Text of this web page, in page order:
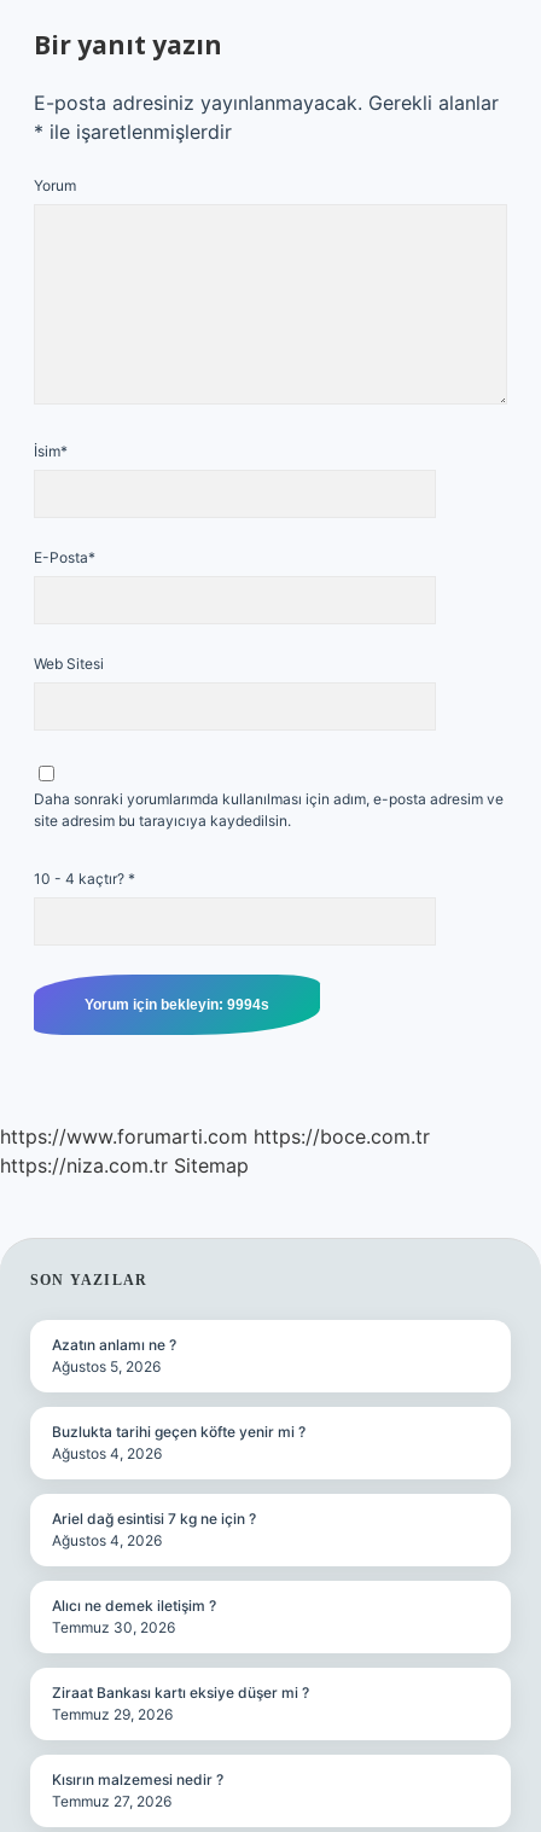
Bir yanıt yazın
E-posta adresiniz yayınlanmayacak. Gerekli alanlar
* ile işaretlenmişlerdir
Yorum
İsim*
E-Posta*
Web Sitesi
Daha sonraki yorumlarımda kullanılması için adım, e-posta adresim ve
site adresim bu tarayıcıya kaydedilsin.
10 - 4 kaçtır? *
https://www.forumarti.com https://boce.com.tr
https://niza.com.tr Sitemap
SIDEBAR
SON YAZILAR
Azatın anlamı ne ?
Ağustos 5, 2026
Buzlukta tarihi geçen köfte yenir mi ?
Ağustos 4, 2026
Ariel dağ esintisi 7 kg ne için ?
Ağustos 4, 2026
Alıcı ne demek iletişim ?
Temmuz 30, 2026
Ziraat Bankası kartı eksiye düşer mi ?
Temmuz 29, 2026
Kısırın malzemesi nedir ?
Temmuz 27, 2026